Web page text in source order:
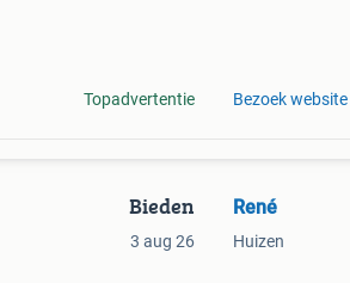
Topadvertentie Bezoek website
Bieden
3 aug 26
René
Huizen